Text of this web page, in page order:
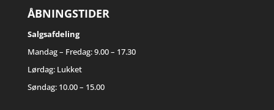
ÅBNINGSTIDER
Salgsafdeling
Mandag – Fredag: 9.00 – 17.30
Lørdag: Lukket
Søndag: 10.00 – 15.00